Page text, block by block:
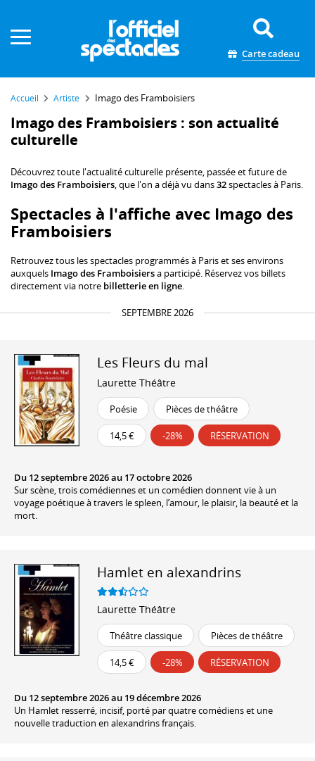
Carte cadeau
Accueil Artiste Imago des Framboisiers
Imago des Framboisiers : son actualité
culturelle
Découvrez toute l'actualité culturelle présente, passée et future de
Imago des Framboisiers, que l'on a déjà vu dans32spectacles à Paris.
Spectacles à l'affiche avec Imago des
Framboisiers
Retrouvez tous les spectacles programmés à Paris et ses environs
auxquels Imago des Framboisiersa participé. Réservez vos billets
directement via notre billetterie en ligne.
SEPTEMBRE 2026
Les Fleurs du mal
Laurette Théâtre
Poésie Pièces de théâtre
14,5 € -28% RÉSERVATION
Du 12 septembre 2026 au 17 octobre 2026
Sur scène, trois comédiennes et un comédien donnent vie à un
voyage poétique à travers le spleen, l’amour, le plaisir, la beauté et la
mort.
Hamlet en alexandrins
Laurette Théâtre
Théâtre classique Pièces de théâtre
14,5 € -28% RÉSERVATION
Du 12 septembre 2026 au 19 décembre 2026
Un Hamlet resserré, incisif, porté par quatre comédiens et une
nouvelle traduction en alexandrins français.